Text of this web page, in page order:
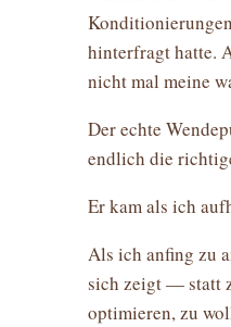
hinterfragt hatte.
nicht mal meine
Der echte
endlich die
Er kam als ich
Als ich anfing zu
sich zeigt — statt
optimieren, zu